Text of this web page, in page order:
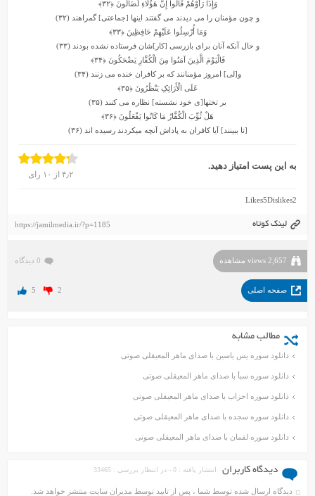
وَإِذَا رَأَوْهُمْ قَالُوا إِنَّ هَؤُلَاءِ لَضَالُّونَ﴿۳۲﴾
و چون مؤمنان را مى‏ دیدند مى گفتند اینها [جماعتى] گمراهند (۳۲)
وَمَا أُرْسِلُوا عَلَیْهِمْ حَافِظِینَ﴿۳۳﴾
و حال آنکه آنان براى بازرسى [کار]شان فرستاده نشده بودند (۳۳)
فَالْیَوْمَ الَّذِینَ آمَنُوا مِنَ الْکُفَّارِ یَضْحَکُونَ﴿۳۴﴾
و[لى] امروز مؤمنانند که بر کافران خنده مى‏ زنند (۳۴)
عَلَى الْأَرَائِکِ یَنْظُرُونَ﴿۳۵﴾
بر تختها[ى خود نشسته] نظاره مى کنند (۳۵)
هَلْ ثُوِّبَ الْکُفَّارُ مَا کَانُوا یَفْعَلُونَ ﴿۳۶﴾
[تا ببینند] آیا کافران به پاداش آنچه میکردند رسیده‏ اند (۳۶)
به این پست امتیاز دهید.
۴٫۲ از ۱۰ رای
Likes5Dislikes2
لینک کوتاه https://jamilmedia.ir/?p=1185
2,657 views مشاهده 0 دیدگاه
صفحه اصلی 5 2
مطالب مشابه
دانلود سوره یس یاسین با صدای ماهر المعیقلی صوتی
دانلود سوره سبأ با صدای ماهر المعیقلی صوتی
دانلود سوره احزاب با صدای ماهر المعیقلی صوتی
دانلود سوره سجده با صدای ماهر المعیقلی صوتی
دانلود سوره لقمان با صدای ماهر المعیقلی صوتی
دیدگاه کاربران انتشار یافته : 0 - در انتظار بررسی : 33465
دیدگاه ارسال شده توسط شما ، پس از تایید توسط مدیران سایت منتشر خواهد شد.